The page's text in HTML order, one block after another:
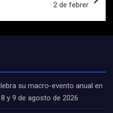
2 de febrer
su macro-evento anual en
y 9 de agosto de 2026